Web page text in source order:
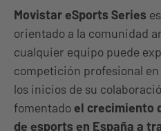
Movistar eSports Series
orientado a la comunidad
cualquier equipo puede
competición profesional
los inicios de su
fomentadoel crecimiento
de esports en España a